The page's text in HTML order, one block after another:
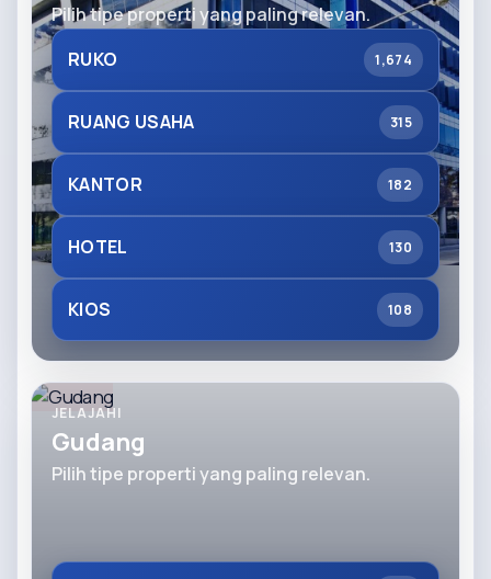
Pilih tipe properti yang paling relevan.
RUKO
1,674
RUANG USAHA 315
KANTOR 182
HOTEL 130
KIOS 108
JELAJAHI
Gudang
Pilih tipe properti yang paling relevan.